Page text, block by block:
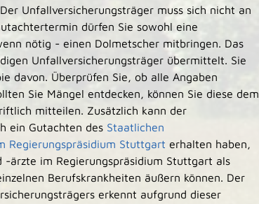
Unfallversicherungsträger muss sich nicht an
dürfen Sie sowohl eine
nötig - einen Dolmetscher mitbringen. Das
Unfallversicherungsträger übermittelt. Sie
davon. Überprüfen Sie, ob alle Angaben
Sie Mängel entdecken, können Sie diese dem
mitteilen. Zusätzlich kann der
ein Gutachten des Staatlichen
Regierungspräsidium Stuttgart erhalten haben,
-ärzte im Regierungspräsidium Stuttgart als
Berufskrankheiten äußern können. Der
erkennt aufgrund dieser